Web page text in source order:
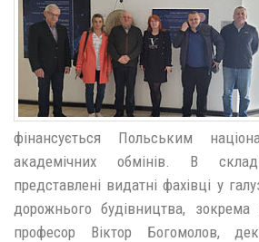
фінансується Польським
академічних обмінів. В
представлені видатні фахівці у
дорожнього будівництва, зокрема
професор Віктор Богомолов,